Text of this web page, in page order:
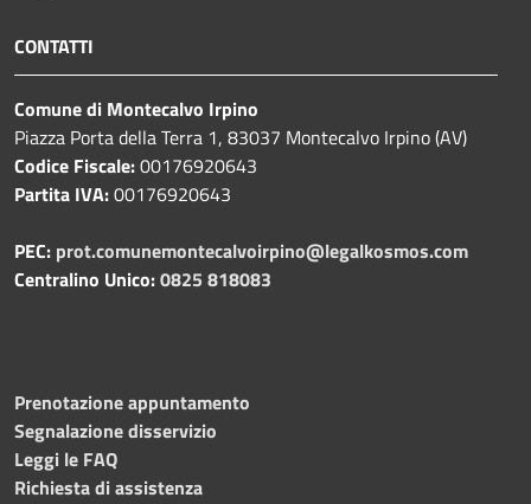
CONTATTI
Comune di Montecalvo Irpino
Piazza Porta della Terra 1, 83037 Montecalvo Irpino (AV)
Codice Fiscale:00176920643
Partita IVA:00176920643
PEC: prot.comunemontecalvoirpino@legalkosmos.com
Centralino Unico:0825 818083
Prenotazione appuntamento
Segnalazione disservizio
Leggi le FAQ
Richiesta di assistenza